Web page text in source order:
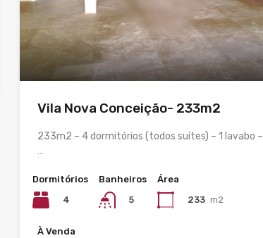
Vila Nova Conceição- 233m2
233m2 – 4 dormitórios (todos suítes) – 1 lavabo –
…
Dormitórios
4
Banheiros
5
Área
233 m2
À Venda